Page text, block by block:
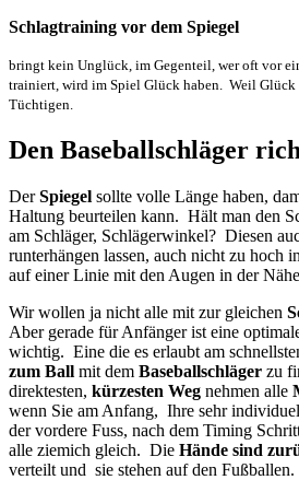
Schlagtraining vor dem Spiegel
bringt kein Unglück, im Gegenteil, wer oft vor
trainiert, wird im Spiel Glück haben. Weil
Tüchtigen.
Den Baseballschläger
DerSpiegel sollte volle Länge haben,
Haltung beurteilen kann. Hält man den
am Schläger, Schlägerwinkel? Diesen
runterhängen lassen, auch nicht zu hoch
auf einer Linie mit den Augen in der
Wir wollen ja nicht alle mit zur gleichen
Aber gerade für Anfänger ist eine
wichtig. Eine die es erlaubt am
zum Ball mit dem Baseballschläger zu
direktesten, kürzesten Weg nehmen alle
wenn Sie am Anfang, Ihre sehr
der vordere Fuss, nach dem Timing
alle ziemich gleich. Die Hände sind
verteilt und sie stehen auf den Fußballen.